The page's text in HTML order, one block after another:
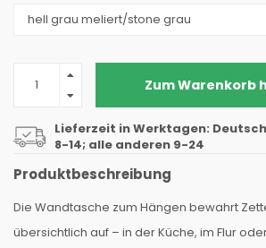
Zum Warenkorb
Lieferzeit in Werktagen:
8-14; alle anderen 9-24
Produktbeschreibung
Die Wandtasche zum Hängen bewahrt
übersichtlich auf – in der Küche, im Flur